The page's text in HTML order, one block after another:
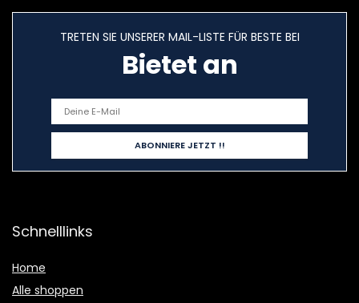
TRETEN SIE UNSERER MAIL-LISTE FÜR BESTE BEI
Bietet an
Schnelllinks
Home
Alle shoppen